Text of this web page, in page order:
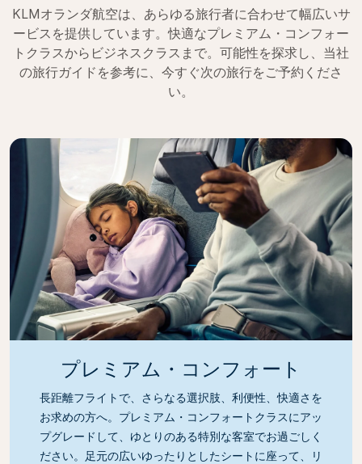
KLMオランダ航空は、あらゆる旅行者に合わせて幅広いサ
ービスを提供しています。快適なプレミアム・コンフォー
トクラスからビジネスクラスまで。可能性を探求し、当社
の旅行ガイドを参考に、今すぐ次の旅行をご予約くださ
い。
プレミアム・コンフォート
長距離フライトで、さらなる選択肢、利便性、快適さを
お求めの方へ。プレミアム・コンフォートクラスにアッ
プグレードして、ゆとりのある特別な客室でお過ごしく
ださい。足元の広いゆったりとしたシートに座って、リ